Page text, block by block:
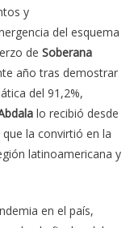
y
del esquema
de Soberana
año tras demostrar
del 91,2%,
lo recibió desde
la convirtió en la
latinoamericana y
en el país,